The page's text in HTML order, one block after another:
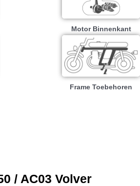
Motor Binnenkant
Frame Toebehoren
/ AC03 Volver